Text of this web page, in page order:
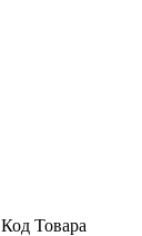
Код Товара